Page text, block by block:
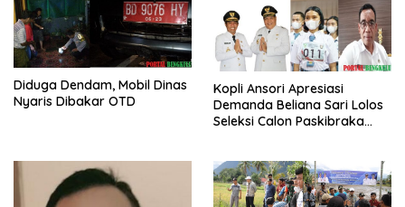
Diduga Dendam, Mobil Dinas
Nyaris Dibakar OTD
Kopli Ansori Apresiasi
Demanda Beliana Sari Lolos
Seleksi Calon Paskibraka